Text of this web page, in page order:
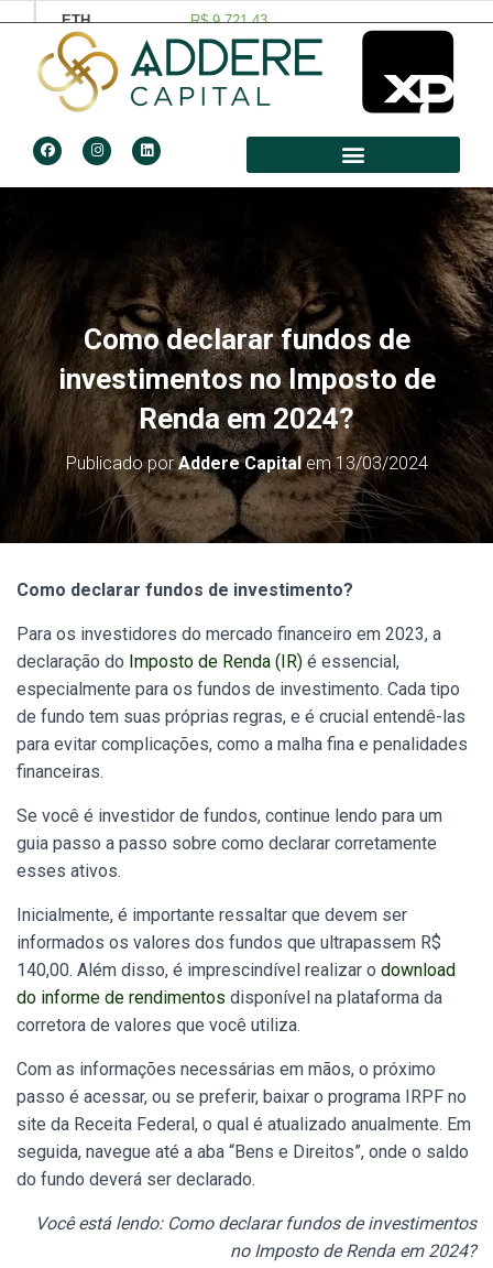
Como declarar fundos de
investimentos no Imposto de
Renda em 2024?
Publicado porAddere Capitalem13/03/2024
Como declarar fundos de investimento?
Para os investidores do mercado financeiro em 2023, a
declaração do Imposto de Renda (IR) é essencial,
especialmente para os fundos de investimento. Cada tipo
de fundo tem suas próprias regras, e é crucial entendê-las
para evitar complicações, como a malha fina e penalidades
financeiras.
Se você é investidor de fundos, continue lendo para um
guia passo a passo sobre como declarar corretamente
esses ativos.
Inicialmente, é importante ressaltar que devem ser
informados os valores dos fundos que ultrapassem R$
140,00. Além disso, é imprescindível realizar o download
do informe de rendimentos disponível na plataforma da
corretora de valores que você utiliza.
Com as informações necessárias em mãos, o próximo
passo é acessar, ou se preferir, baixar o programa IRPF no
site da Receita Federal, o qual é atualizado anualmente. Em
seguida, navegue até a aba “Bens e Direitos”, onde o saldo
do fundo deverá ser declarado.
Você está lendo: Como declarar fundos de investimentos
no Imposto de Renda em 2024?